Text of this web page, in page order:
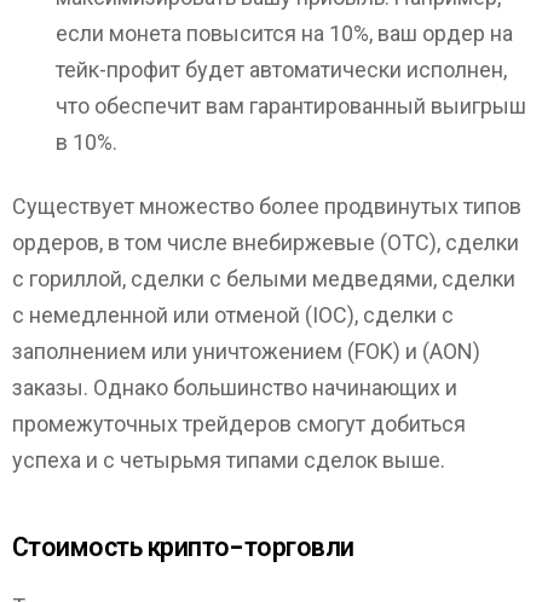
если монета повысится на 10%, ваш ордер на
тейк-профит будет автоматически исполнен,
что обеспечит вам гарантированный выигрыш
в 10%.
Существует множество более продвинутых типов
ордеров, в том числе внебиржевые (OTC), сделки
с гориллой, сделки с белыми медведями, сделки
с немедленной или отменой (IOC), сделки с
заполнением или уничтожением (FOK) и (AON)
заказы. Однако большинство начинающих и
промежуточных трейдеров смогут добиться
успеха и с четырьмя типами сделок выше.
Стоимость крипто-торговли